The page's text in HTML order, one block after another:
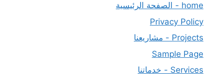
home - الصفحة الرئيسية
Privacy Policy
Projects - مشاريعنا
Sample Page
Services - خدماتنا